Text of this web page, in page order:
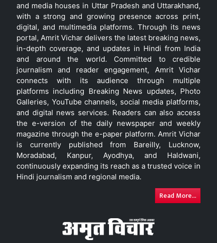
and media houses in Uttar Pradesh and Uttarakhand,
with a strong and growing presence across print,
digital, and multimedia platforms. Through its news
portal, Amrit Vichar delivers the latest breaking news,
in-depth coverage, and updates in Hindi from India
and around the world. Committed to credible
journalism and reader engagement, Amrit Vichar
connects with its audience through multiple
platforms including Breaking News updates, Photo
Galleries, YouTube channels, social media platforms,
and digital news services. Readers can also access
the e-version of the daily newspaper and weekly
magazine through the e-paper platform. Amrit Vichar
is currently published from Bareilly, Lucknow,
Moradabad, Kanpur, Ayodhya, and Haldwani,
continuously expanding its reach as a trusted voice in
Hindi journalism and regional media.
Read More...